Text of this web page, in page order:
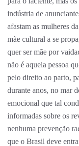
indústria de
afastam as mulheres
mãe cultural a se
quer ser mãe por
não é aquela pessoa
pelo direito ao parto,
durante anos, no mar
emocional que tal
informadas sobre os
nenhuma prevenção
que o Brasil deve